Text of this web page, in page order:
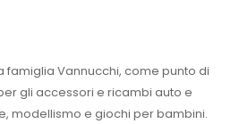
famiglia Vannucchi, come punto di
gli accessori e ricambi auto e
modellismo e giochi per bambini.